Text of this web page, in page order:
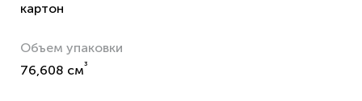
картон
Объем упаковки
76,608 см³